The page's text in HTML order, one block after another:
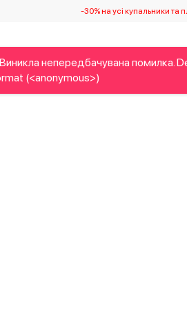
-30% на усі купальники та
Дітям Home&Gifts Українські
непередбачувана помилка.
(<anonymous>)